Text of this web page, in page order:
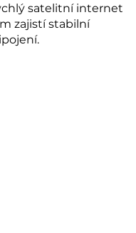
satelitní internet
zajistí stabilní